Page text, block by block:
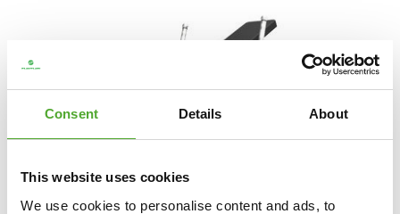
Consent Details About
This website uses cookies
We use cookies to personalise content and ads, to